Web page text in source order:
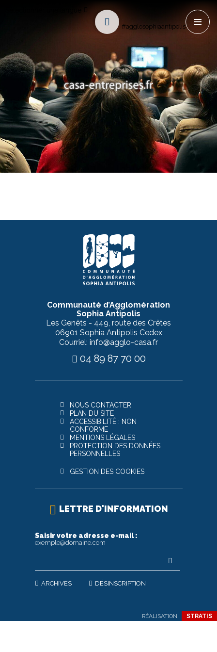
#agglosophiaantipolis
Communauté d’Agglomération
Sophia Antipolis
Les Genêts - 449, route des Crêtes
06901 Sophia Antipolis Cedex
Courriel: info@agglo-casa.fr
04 89 87 70 00
NOUS CONTACTER
PLAN DU SITE
ACCESSIBILITÉ : NON
CONFORME
MENTIONS LÉGALES
PROTECTION DES DONNÉES
PERSONNELLES
GESTION DES COOKIES
LETTRE D'INFORMATION
Saisir votre adresse e-mail :
exemple@domaine.com
ARCHIVES DÉSINSCRIPTION
RÉALISATION STRATIS